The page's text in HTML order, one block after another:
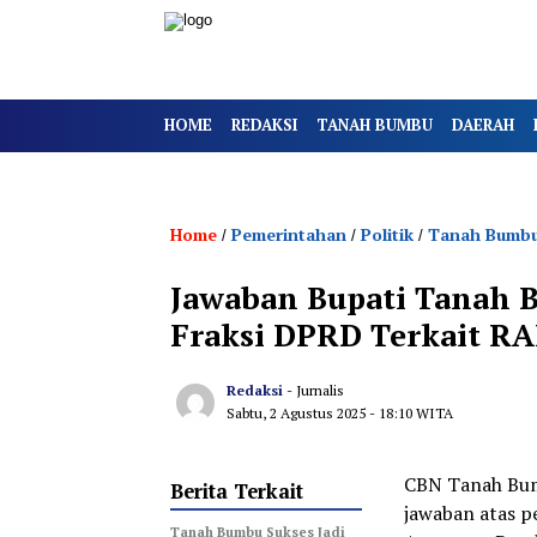
HOME REDAKSI TANAH BUMBU DAERAH
Home / Pemerintahan / Politik / Tanah
Jawaban Bupati Tanah
Fraksi DPRD Terkait
Redaksi - Jurnalis
Sabtu, 2 Agustus 2025 - 18:10 WITA
CBN Tanah
jawaban atas
Berita Terkait
Tanah Bumbu Sukses Jadi